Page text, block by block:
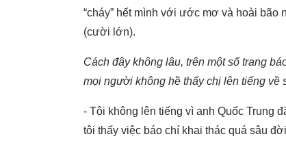
“cháy” hết mình với ước mơ và hoài
(cười lớn).
Cách đây không lâu, trên một số trang
mọi người không hề thấy chị lên tiếng về
- Tôi không lên tiếng vì anh Quốc Trung
tôi thấy việc báo chí khai thác quá sâu